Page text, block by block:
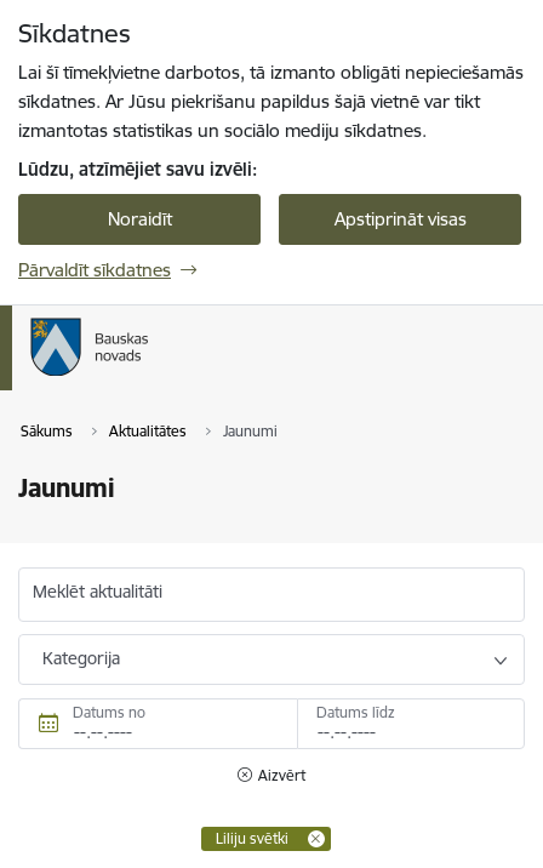
Sīkdatnes
Lai šī tīmekļvietne darbotos, tā izmanto obligāti nepieciešamās
sīkdatnes. Ar Jūsu piekrišanu papildus šajā vietnē var tikt
izmantotas statistikas un sociālo mediju sīkdatnes.
Lūdzu, atzīmējiet savu izvēli:
Noraidīt Apstiprināt visas
Pārvaldīt sīkdatnes
Sākums Aktualitātes Jaunumi
Jaunumi
Meklēt aktualitāti
Kategorija
Datums no Datums līdz
Aizvērt
Liliju svētki